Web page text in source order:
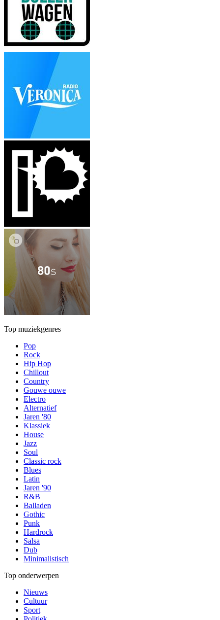
Top muziekgenres
Pop
Rock
Hip Hop
Chillout
Country
Gouwe ouwe
Electro
Alternatief
Jaren '80
Klassiek
House
Jazz
Soul
Classic rock
Blues
Latin
Jaren '90
R&B
Balladen
Gothic
Punk
Hardrock
Salsa
Dub
Minimalistisch
Top onderwerpen
Nieuws
Cultuur
Sport